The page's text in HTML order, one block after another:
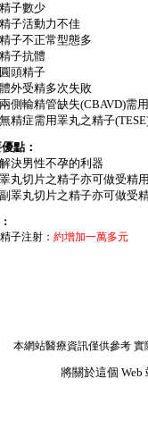
精子數少
精子活動力不佳
精子不正常型態多
精子抗體
圓頭精子
體外受精多次失敗
兩側輸精管缺失(CBAVD)需
無精症需用睪丸之精子
點：
解決男性不孕的利器
睪丸切片之精子亦可做受精用
副睪丸切片之精子亦可做受
子注射： 約增加一萬多元
本網站醫療資訊僅供參考
將關於這個 Web